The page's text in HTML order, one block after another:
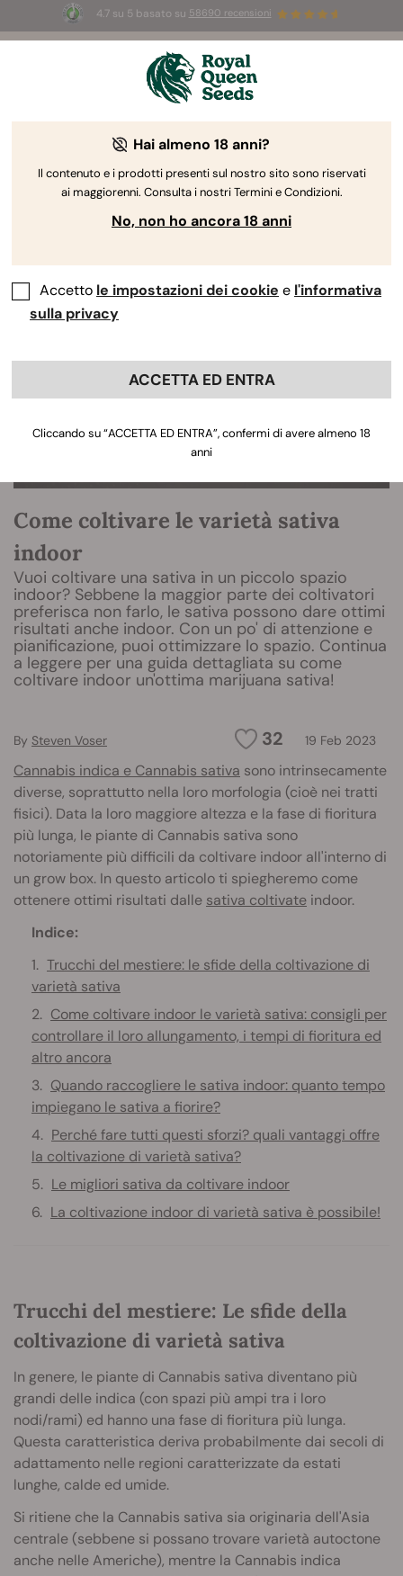
4.7 su 5 basato su 58690 recensioni
Summer Sales:Fino al 50% di sconto
su prodotti selezionati! ⏤
The RQS Blog
Come coltivare le varietà sativa
indoor
Vuoi coltivare una sativa in un piccolo spazio
indoor? Sebbene la maggior parte dei coltivatori
preferisca non farlo, le sativa possono dare ottimi
risultati anche indoor. Con un po' di attenzione e
pianificazione, puoi ottimizzare lo spazio. Continua
a leggere per una guida dettagliata su come
coltivare indoor un'ottima marijuana sativa!
32 19 Feb 2023
By Steven Voser
Cannabis indica e Cannabis sativa sono intrinsecamente
diverse, soprattutto nella loro morfologia (cioè nei tratti
fisici). Data la loro maggiore altezza e la fase di fioritura
più lunga, le piante di Cannabis sativa sono
notoriamente più difficili da coltivare indoor all'interno di
un grow box. In questo articolo ti spiegheremo come
ottenere ottimi risultati dalle sativa coltivate indoor.
Indice:
Trucchi del mestiere: le sfide della coltivazione di
varietà sativa
Come coltivare indoor le varietà sativa: consigli per
controllare il loro allungamento, i tempi di fioritura ed
altro ancora
Quando raccogliere le sativa indoor: quanto tempo
impiegano le sativa a fiorire?
Perché fare tutti questi sforzi? quali vantaggi offre
la coltivazione di varietà sativa?
Le migliori sativa da coltivare indoor
La coltivazione indoor di varietà sativa è possibile!
Trucchi del mestiere: Le sfide della
coltivazione di varietà sativa
In genere, le piante di Cannabis sativa diventano più
grandi delle indica (con spazi più ampi tra i loro
nodi/rami) ed hanno una fase di fioritura più lunga.
Questa caratteristica deriva probabilmente dai secoli di
adattamento nelle regioni caratterizzate da estati
lunghe, calde ed umide.
Si ritiene che la Cannabis sativa sia originaria dell'Asia
centrale (sebbene si possano trovare varietà autoctone
anche nelle Americhe), mentre la Cannabis indica
Hai almeno 18 anni?
Il contenuto e i prodotti presenti sul nostro sito sono riservati
ai maggiorenni. Consulta i nostri Termini e Condizioni.
No, non ho ancora 18 anni
Accetto le impostazioni dei cookie e l'informativa
sulla privacy
ACCETTA ED ENTRA
Cliccando su “ACCETTA ED ENTRA”, confermi di avere almeno 18
anni